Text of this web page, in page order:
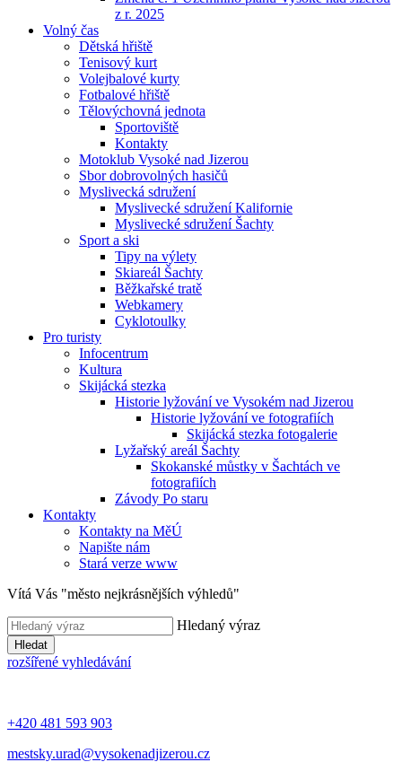
z r. 2025
Volný čas
Dětská hřiště
Tenisový kurt
Volejbalové kurty
Fotbalové hřiště
Tělovýchovná jednota
Sportoviště
Kontakty
Motoklub Vysoké nad Jizerou
Sbor dobrovolných hasičů
Myslivecká sdružení
Myslivecké sdružení Kalifornie
Myslivecké sdružení Šachty
Sport a ski
Tipy na výlety
Skiareál Šachty
Běžkařské tratě
Webkamery
Cyklotoulky
Pro turisty
Infocentrum
Kultura
Skijácká stezka
Historie lyžování ve Vysokém nad Jizerou
Historie lyžování ve fotografiích
Skijácká stezka fotogalerie
Lyžařský areál Šachty
Skokanské můstky v Šachtách ve
fotografiích
Závody Po staru
Kontakty
Kontakty na MěÚ
Napište nám
Stará verze www
Vítá Vás "město nejkrásnějších výhledů"
Hledaný výraz
Hledat
rozšířené vyhledávání
+420 481 593 903
mestsky.urad@vysokenadjizerou.cz